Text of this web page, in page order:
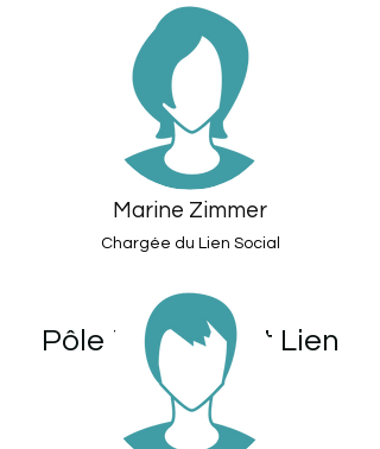
Marine Zimmer
Chargée du Lien Social
Pôle Insertion et Lien
Social